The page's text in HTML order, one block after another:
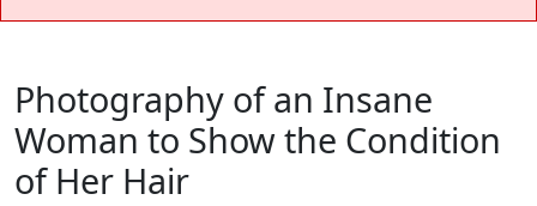
Photography of an Insane
Woman to Show the Condition
of Her Hair